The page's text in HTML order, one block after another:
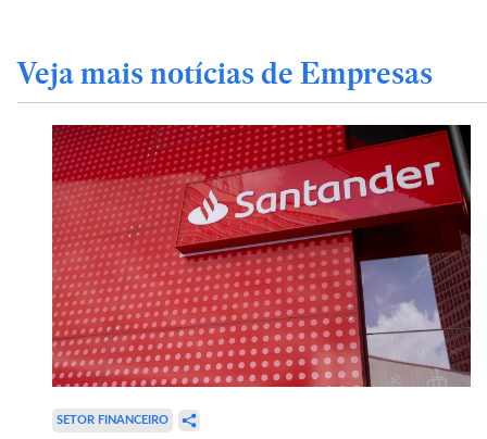
Veja mais notícias de Empresas
SETOR FINANCEIRO